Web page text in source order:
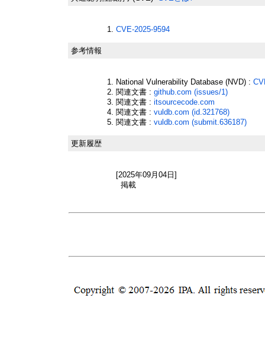
CVE-2025-9594
参考情報
National Vulnerability Database (NVD) :
関連文書 : github.com (issues/1)
関連文書 : itsourcecode.com
関連文書 : vuldb.com (id.321768)
関連文書 : vuldb.com (submit.636187)
更新履歴
[2025年09月04日]
掲載